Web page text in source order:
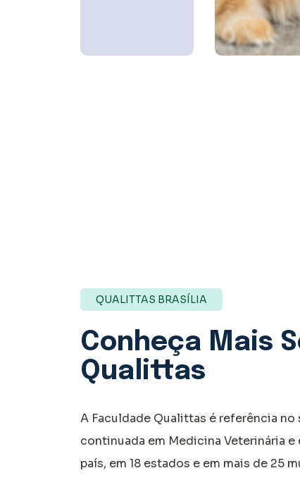
QUALITTAS BRASÍLIA
Conheça Mais
Qualittas
A Faculdade Qualittas é referência
continuada em Medicina Veterinária
país, em 18 estados e em mais de 25